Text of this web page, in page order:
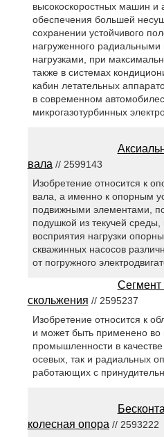
высокоскоростных машин и
обеспечения большей
сохранении устойчивого
нагруженного
нагрузками, при
также в системах
кабин летательных
в современном
микрогазотурбинных
вала // 2599143
Изобретение относится к
вала, а именно к опорным
подвижными элементами,
подушкой из текучей
восприятия нагрузки
скважинных насосов
от погружного
скольжения // 2595237
Изобретение относится к
и может быть применено во
промышленности в качестве
осевых, так и радиальных
работающих с
колесная опора// 2593222